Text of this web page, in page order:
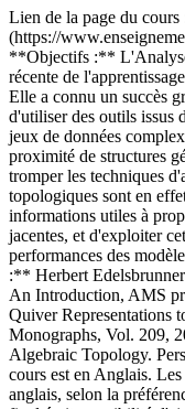
Lien de la page du
(https://
**Objectifs :**
récente de
Elle a connu un succès
d'utiliser des outils issus
jeux de données
proximité de structures
tromper les techniques
topologiques sont en
informations utiles à
jacentes, et d'exploiter
performances des
:** Herbert
An Introduction, AMS
Quiver Representations
Monographs, Vol. 209,
Algebraic Topology.
cours est en Anglais.
anglais, selon la